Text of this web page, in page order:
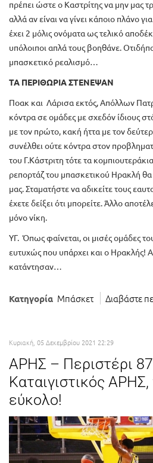
πρέπει ώστε ο Καστρίτης να μην μας
αλλά αν είναι να γίνει κάποιο πλάνο
έχει 2 μόλις ονόματα ως τελικό
υπόλοιποι απλά τους βοηθάνε.
μπασκετικό ρεαλισμό…
ΤΑ ΠΕΡΙΘΩΡΙΑ ΣΤΕΝΕΨΑΝ
Ποακ και Λάρισα εκτός, Απόλλων
κόντρα σε ομάδες με σχεδόν ίδιους
με τον πρώτο, κακή ήττα με τον
συνέλθει ούτε κόντρα στον
του Γ.Κάστριτη τότε τα
ρεπορτάζ του μπασκετικού Ηρακλή θα
μας. Σταματήστε να αδικείτε τους
έχετε δείξει ότι μπορείτε. Άλλο
μόνο νίκη.
ΥΓ. Όπως φαίνεται, οι μισές ομάδες
ευτυχώς που υπάρχει και ο Ηρακλής!
κατάντησαν…
Κατηγορία Μπάσκετ Διαβάστε
Κυριακή, 05 Δεκεμβρίου 2021 22:29
ΑΡΗΣ – Περιστέρι
Καταιγιστικός
εύκολο!